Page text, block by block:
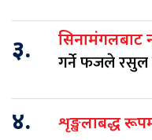
३. सिनामंगलबाट
गर्ने फजले रसुल
४. शृङ्खलाबद्ध